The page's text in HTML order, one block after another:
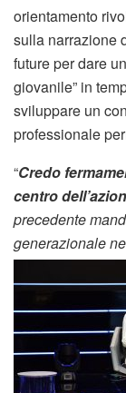
orientamento
sulla narrazione
future per dare
giovanile” in
sviluppare un
professionale
“Credo
centro
precedente
generazionale